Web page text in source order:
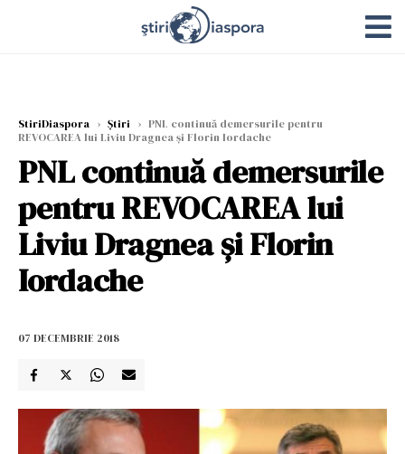
StiriDiaspora › Știri › PNL continuă demersurile pentru
REVOCAREA lui Liviu Dragnea şi Florin Iordache
PNL continuă demersurile
pentru REVOCAREA lui
Liviu Dragnea şi Florin
Iordache
07 DECEMBRIE 2018